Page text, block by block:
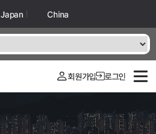
Japan China
회원가입 로그인